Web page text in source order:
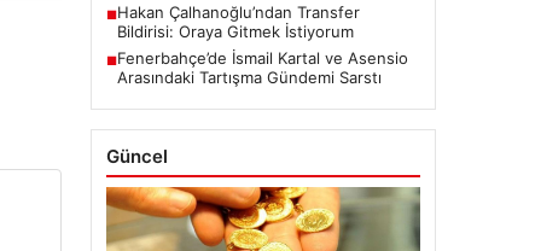
■Hakan Çalhanoğlu’ndan Transfer
Bildirisi: Oraya Gitmek İstiyorum
■Fenerbahçe’de İsmail Kartal ve Asensio
Arasındaki Tartışma Gündemi Sarstı
Güncel